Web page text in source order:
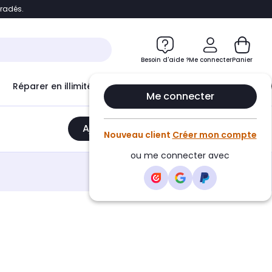
Accéder directement au chatbot
Besoin d'aide ?Me connecter
Me connecter
Nouveau client Créer mon compte
ou me connecter avec
Panier
Réparer en illimité avec Le Club Infinity
Ajouter au panier •